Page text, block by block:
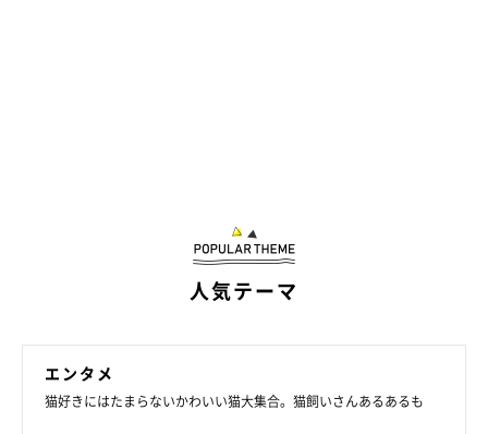
人気テーマ
エンタメ
猫好きにはたまらないかわいい猫大集合。猫飼いさんあるあるも